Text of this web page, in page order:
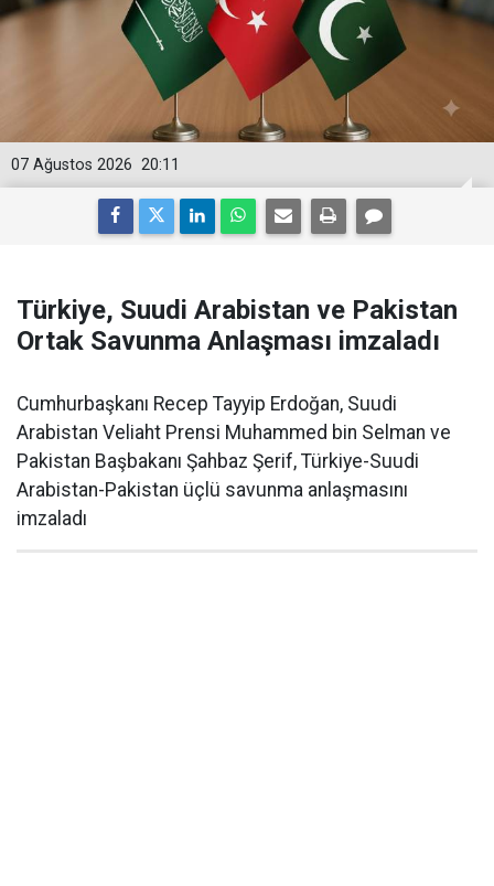
20:11
07 Ağustos 2026
Türkiye, Suudi Arabistan ve Pakistan
Ortak Savunma Anlaşması imzaladı
Cumhurbaşkanı Recep Tayyip Erdoğan, Suudi
Arabistan Veliaht Prensi Muhammed bin Selman ve
Pakistan Başbakanı Şahbaz Şerif, Türkiye-Suudi
Arabistan-Pakistan üçlü savunma anlaşmasını
imzaladı